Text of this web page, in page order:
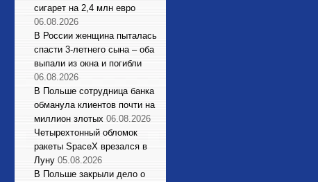
сигарет на 2,4 млн евро
06.08.2026
В России женщина пыталась
спасти 3-летнего сына – оба
выпали из окна и погибли
06.08.2026
В Польше сотрудница банка
обманула клиентов почти на
миллион злотых 06.08.2026
Четырехтонный обломок
ракеты SpaceX врезался в
Луну 05.08.2026
В Польше закрыли дело о